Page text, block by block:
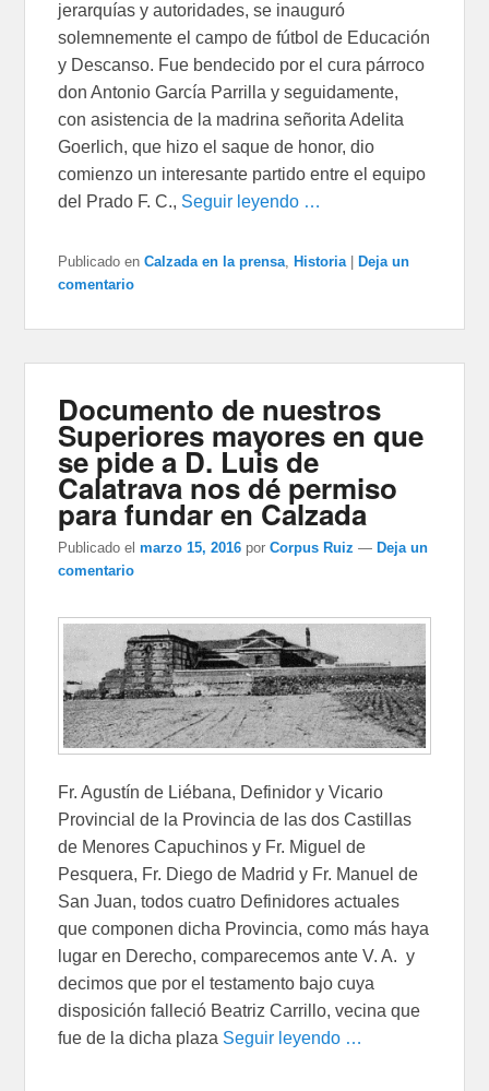
jerarquías y autoridades, se inauguró
solemnemente el campo de fútbol de Educación
y Descanso. Fue bendecido por el cura párroco
don Antonio García Parrilla y seguidamente,
con asistencia de la madrina señorita Adelita
Goerlich, que hizo el saque de honor, dio
comienzo un interesante partido entre el equipo
del Prado F. C., Seguir leyendo …
Publicado en Calzada en la prensa, Historia
Deja un
comentario
Documento de nuestros
Superiores mayores en que
se pide a D. Luis de
Calatrava nos dé permiso
para fundar en Calzada
Publicado el marzo 15, 2016 porCorpus Ruiz — Deja un
comentario
Fr. Agustín de Liébana, Definidor y Vicario
Provincial de la Provincia de las dos Castillas
de Menores Capuchinos y Fr. Miguel de
Pesquera, Fr. Diego de Madrid y Fr. Manuel de
San Juan, todos cuatro Definidores actuales
que componen dicha Provincia, como más haya
lugar en Derecho, comparecemos ante V. A. y
decimos que por el testamento bajo cuya
disposición falleció Beatriz Carrillo, vecina que
fue de la dicha plaza Seguir leyendo …